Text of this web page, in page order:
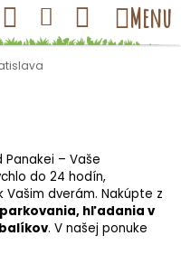
Hľadať Prihlásenie
Nákupný
košík
Menu
– Vaše
do 24 hodín,
dverám. Nakúpte z
hľadania v
. V našej ponuke